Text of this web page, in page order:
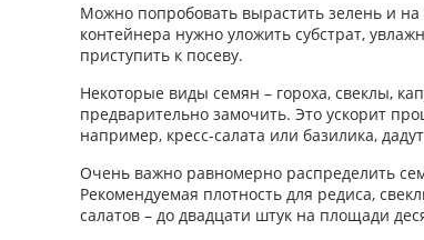
Можно попробовать вырастить зелень и
контейнера нужно уложить субстрат,
приступить к посеву.
Некоторые виды семян – гороха, свеклы,
предварительно замочить. Это ускорит
например, кресс-салата или базилика,
Очень важно равномерно распределить
Рекомендуемая плотность для редиса,
салатов – до двадцати штук на площади